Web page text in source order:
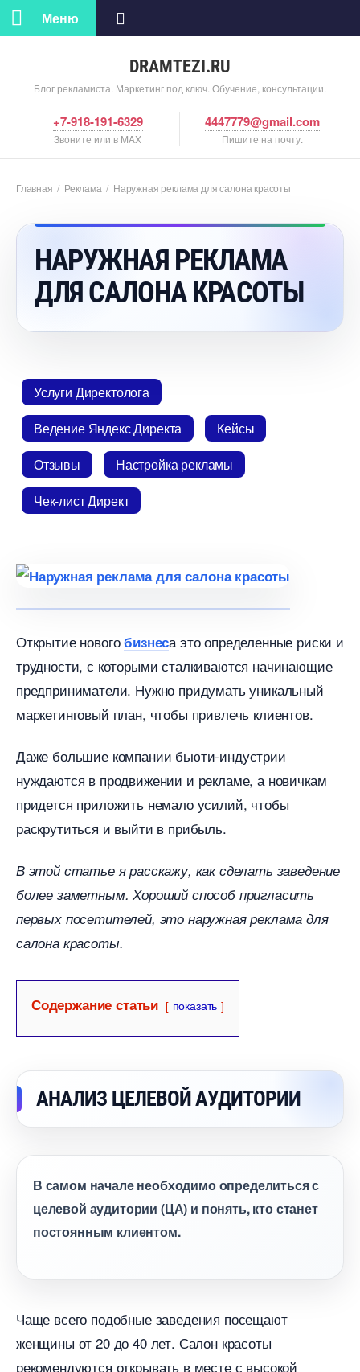
DRAMTEZI.RU
Блог рекламиста. Маркетинг под ключ. Обучение, консультации.
Меню
+7-918-191-6329
Звоните или в MAX
4447779@gmail.com
Пишите на почту.
Главная / Реклама / Наружная реклама для салона красоты
НАРУЖНАЯ РЕКЛАМА
ДЛЯ САЛОНА КРАСОТЫ
Услуги Директолога
едение Яндекс Директа
Кейсы
Отзывы
Настройка рекламы
Чек-лист Директ
Открытие новогоизнеса это определенные риски и
трудности, с которыми сталкиваются начинающие
предприниматели. Нужно придумать уникальный
маркетинговый план, чтобы привлечь клиентов.
Даже большие компании бьюти-индустрии
нуждаются в продвижении и рекламе, а новичкам
придется приложить немало усилий, чтобы
раскрутиться и выйти в прибыль.
этой статье я расскажу, как сделать заведение
олее заметным. Хороший способ пригласить
первых посетителей, это наружная реклама для
салона красоты.
Содержание статьи показать
АНАЛИЗ ЦЕЛЕВОЙ АУДИТОРИИ
самом начале необходимо определиться с
целевой аудитории (ЦА) и понять, кто станет
постоянным клиентом.
Чаще всего подобные заведения посещают
женщины от 20 до 40 лет. Салон красоты
рекомендуются открывать в месте с высокой